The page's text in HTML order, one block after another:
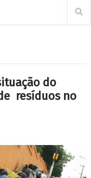
do
resíduos no